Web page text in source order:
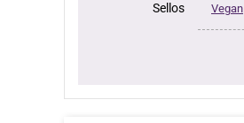
Sellos Vegan